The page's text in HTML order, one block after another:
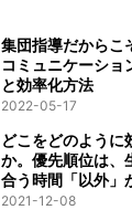
集団指導だからこ
コミュニケーショ
と効率化方法
2022-05-17
どこをどのように
か。優先順位は、
合う時間「以外」
べきだと考えまし
2021-12-08